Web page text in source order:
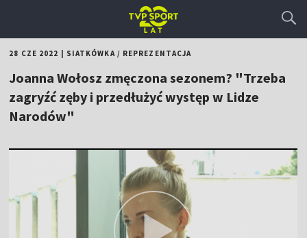
28 CZE 2022 SIATKÓWKA/ REPREZENTACJA
Joanna Wołosz zmęczona sezonem? "Trzeba
zagryźć zęby i przedłużyć występ w Lidze
Narodów"